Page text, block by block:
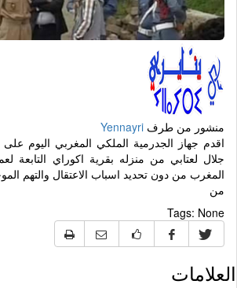
منشور من طرف Yennayri
اقدم جهاز الجدرمية الملكي المغربي اليوم على
جلال لعتابي من منزله بقرية اكوراي التابعة
من
Tags: None
العلامات